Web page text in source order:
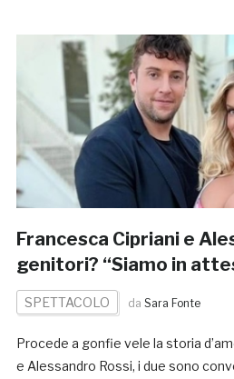
Francesca Cipriani e
genitori? “Siamo in
SPETTACOLO da Sara Fonte
Procede a gonfie vele la storia
e Alessandro Rossi, i due sono